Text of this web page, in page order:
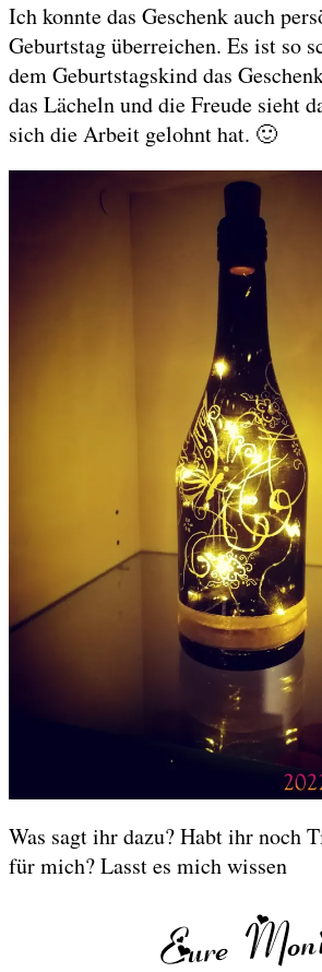
Ich konnte das Geschenk auch
Geburtstag überreichen. Es ist so
dem Geburtstagskind das
das Lächeln und die Freude sieht
sich die Arbeit gelohnt hat. 🙂
Was sagt ihr dazu? Habt ihr noch
für mich? Lasst es mich wissen